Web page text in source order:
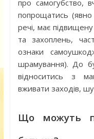
про самогубство,
попрощатись (явно
речі, має
та захоплень,
ознаки
шрамування). До
відноситись з
вживати заходів,
Що можуть